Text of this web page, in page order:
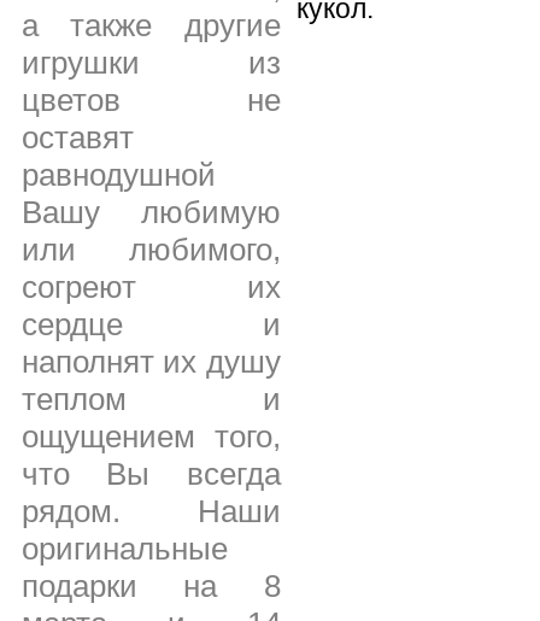
а также другие
игрушки из
цветов не
оставят
равнодушной
Вашу любимую
или любимого,
согреют их
сердце и
наполнят их душу
теплом и
ощущением того,
что Вы всегда
рядом. Наши
оригинальные
подарки на 8
кукол.